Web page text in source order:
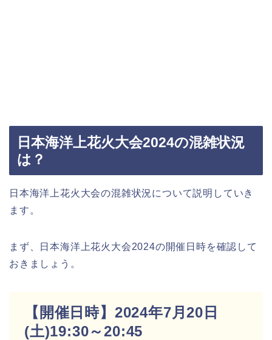
日本海洋上花火大会2024の混雑状況
は？
日本海洋上花火大会の混雑状況について説明していき
ます。
まず、日本海洋上花火大会2024の開催日時を確認して
おきましょう。
【開催日時】2024年7月20日
(土)19:30～20:45